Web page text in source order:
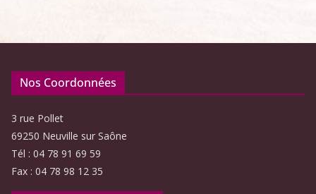
Nos Coordonnées
3 rue Pollet
69250 Neuville sur Saône
Tél : 04 78 91 69 59
Fax : 04 78 98 12 35